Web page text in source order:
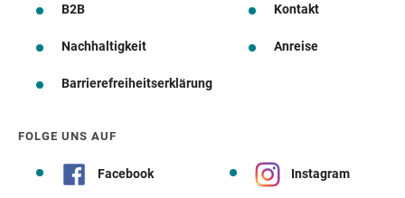
B2B Kontakt
Nachhaltigkeit Anreise
Barrierefreiheitserklärung
FOLGE UNS AUF
Facebook Instagram